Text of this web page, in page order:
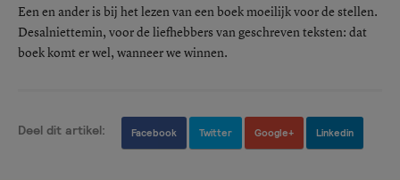
Een en ander is bij het lezen van een boek moeilijk voor de stellen.
Desalniettemin, voor de liefhebbers van geschreven teksten: dat
boek komt er wel, wanneer we winnen.
Deel dit artikel: Facebook Twitter Google+ Linkedin